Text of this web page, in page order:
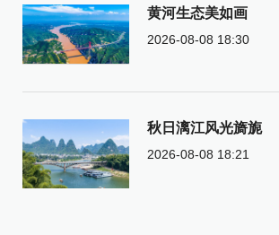
黄河生态美如画
2026-08-08 18:30
秋日漓江风光旖旎
2026-08-08 18:21